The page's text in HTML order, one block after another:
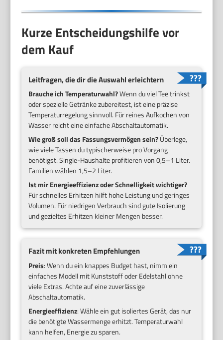
Kurze Entscheidungshilfe vor
dem Kauf
Leitfragen, die dir die Auswahl erleichtern
Brauche ich Temperaturwahl?Wenn du viel Tee trinkst
oder spezielle Getränke zubereitest, ist eine präzise
Temperaturregelung sinnvoll. Für reines Aufkochen von
Wasser reicht eine einfache Abschaltautomatik.
Wie groß soll das Fassungsvermögen sein?Überlege,
wie viele Tassen du typischerweise pro Vorgang
benötigst. Single-Haushalte profitieren von 0,5–1 Liter.
Familien wählen 1,5–2 Liter.
Ist mir Energieeffizienz oder Schnelligkeit wichtiger?
Für schnelles Erhitzen hilft hohe Leistung und geringes
Volumen. Für niedrigen Verbrauch sind gute Isolierung
und gezieltes Erhitzen kleiner Mengen besser.
Fazit mit konkreten Empfehlungen
Preis: Wenn du ein knappes Budget hast, nimm ein
einfaches Modell mit Kunststoff oder Edelstahl ohne
viele Extras. Achte auf eine zuverlässige
Abschaltautomatik.
Energieeffizienz: Wähle ein gut isoliertes Gerät, das nur
die benötigte Wassermenge erhitzt. Temperaturwahl
kann helfen, Energie zu sparen.